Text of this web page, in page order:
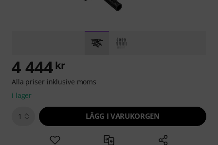
4 444 kr
Alla priser inklusive moms
i lager
1 LÄGG I VARUKORGEN